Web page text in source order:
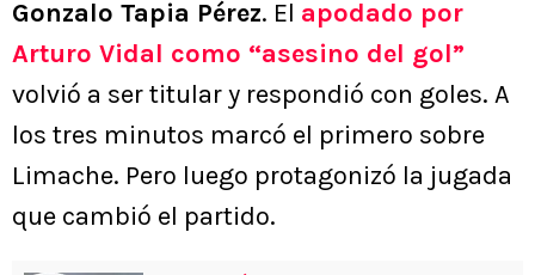
Gonzalo Tapia Pérez. El apodado por
Arturo Vidal como “asesino del gol”
volvió a ser titular y respondió con goles. A
los tres minutos marcó el primero sobre
Limache. Pero luego protagonizó la jugada
que cambió el partido.